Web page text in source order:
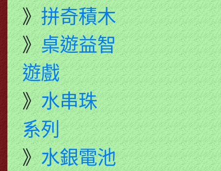
》拼奇積木
》桌遊益智
遊戲
》水串珠
系列
》水銀電池